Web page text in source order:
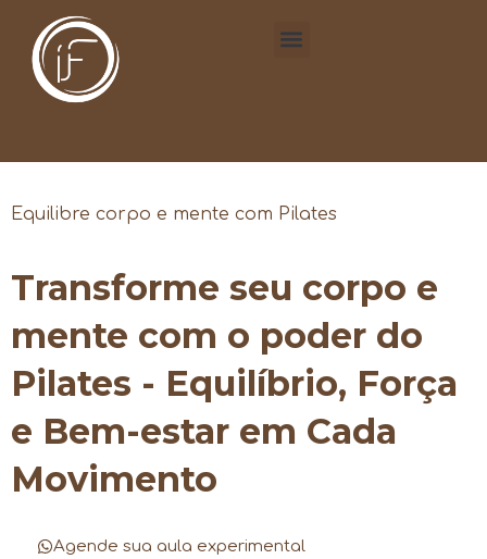
Equilibre corpo e mente com Pilates
Transforme seu corpo e
mente com o poder do
Pilates - Equilíbrio, Força
e Bem-estar em Cada
Movimento
Agende sua aula experimental